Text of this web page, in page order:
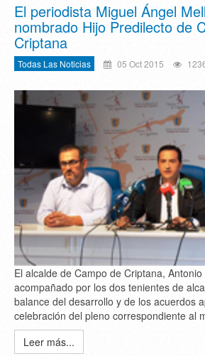
El periodista Miguel Ángel
nombrado Hijo Predilecto de
Criptana
Todas Las Noticias 05 Oct 2015
El alcalde de Campo de Criptana,
acompañado por los dos tenientes de
balance del desarrollo y de los acuerdos
celebración del pleno correspondiente al
Leer más...